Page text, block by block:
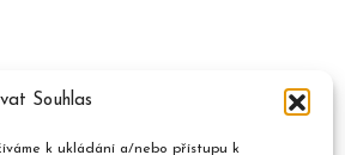
Souhlas
k ukládání a/nebo přístupu k